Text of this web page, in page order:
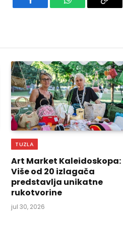
Facebook WhatsAppCopy
TUZLA
Art Market Kaleidoskopa:
Više od 20 izlagača
predstavlja unikatne
rukotvorine
jul 30, 2026